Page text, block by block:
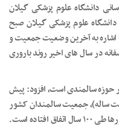
دانشگاه علوم پزشکی گیلان
علوم پزشکی گیلان صبح
اشاره به آخرین وضعیت جمعیت و
در سال های اخیر روند باروری
حوزه سالمندی است، افزود: پیش
یک دوره بیست ساله)، جمعیت سالمندان کشور
است.